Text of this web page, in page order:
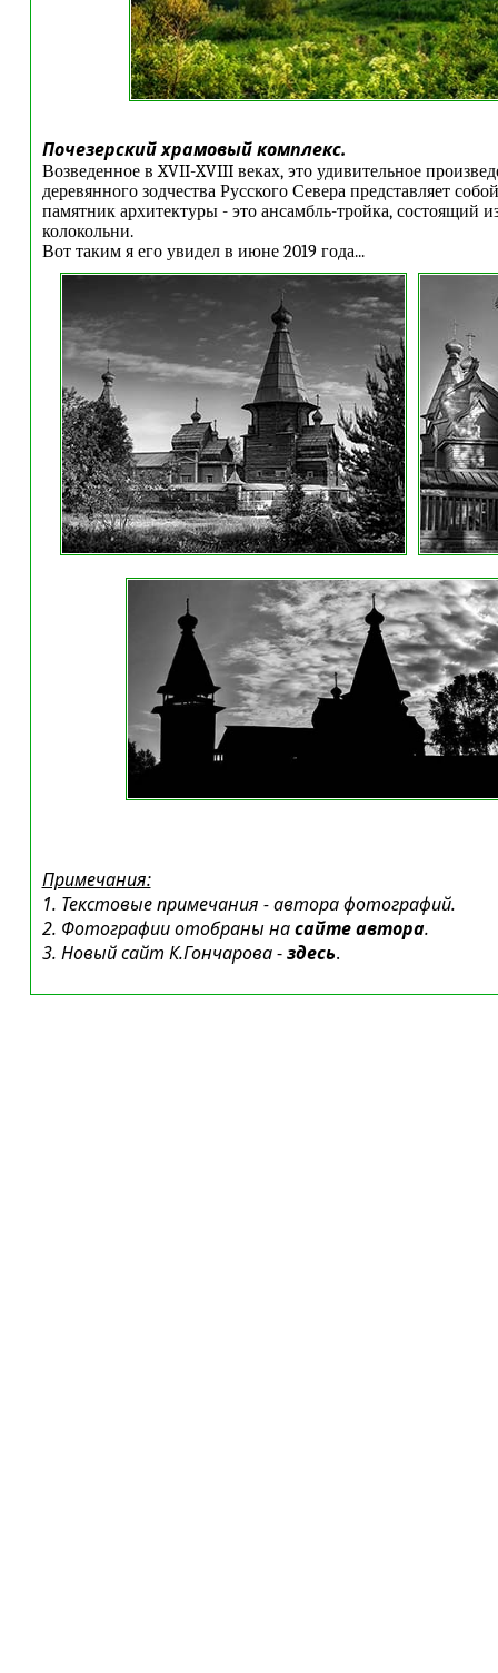
Почезерский храмовый комплекс.
Возведенное в XVII-XVIII веках, это удивительное
деревянного зодчества Русского Севера представляет
памятник архитектуры - это ансамбль-тройка, состоящий
колокольни.
Вот таким я его увидел в июне 2019 года...
Примечания:
1. Текстовые примечания - автора фотографий.
2. Фотографии отобраны насайте автора.
3. Новый сайт К.Гончарова-здесь.